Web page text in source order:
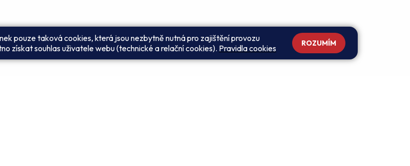
pouze taková cookies, která jsou nezbytně nutná pro zajištění provozu
získat souhlas uživatele webu (technické a relační cookies). Pravidla cookies ROZUMÍM